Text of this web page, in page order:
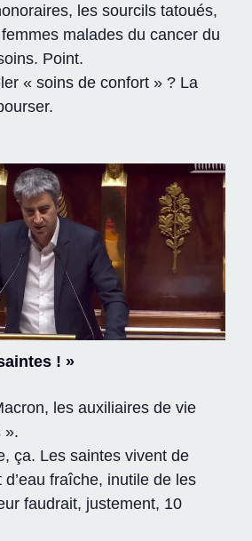
les sourcils tatoués,
malades du cancer du
Point.
« soins de confort » ? La
! »
les auxiliaires de vie
».
ça. Les saintes vivent de
d’eau fraîche, inutile de les
faudrait, justement, 10